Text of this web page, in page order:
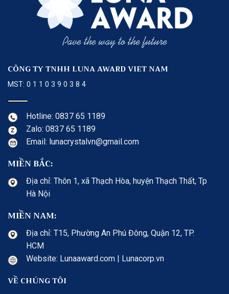
CÔNG TY TNHH LUNA AWARD VIET NAM
MST: 0 1 1 0 3 9 0 3 8 4
Hotline: 0837 65 1189
Zalo: 0837 65 1189
Email: lunacrystalvn@gmail.com
MIỀN BẮC:
Địa chỉ: Thôn 1, xã Thạch Hòa, huyện Thạch Thất, Tp
Hà Nội
MIỀN NAM:
Địa chỉ: T15, Phường An Phú Đông, Quận 12, TP.
HCM
Website: Lunaaward.com | Lunacorp.vn
VỀ CHÚNG TÔI